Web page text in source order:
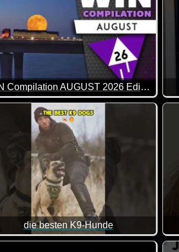
und in dieser Zeit ist längst nicht
WIN Compilation AUGUST 2026 Edition
besten Video-Clips des Monats Juli
muss man erst mal hinbekommen.
die besten K9-Hunde